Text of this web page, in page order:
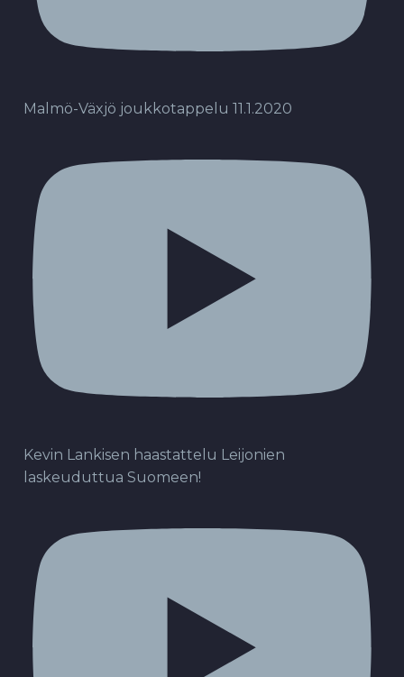
Malmö-Växjö joukkotappelu 11.1.2020
Kevin Lankisen haastattelu Leijonien
laskeuduttua Suomeen!